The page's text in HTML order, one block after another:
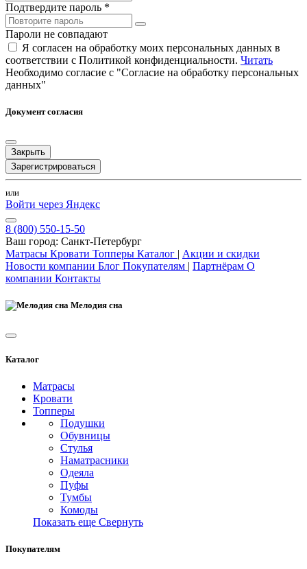
Подтвердите пароль *
Пароли не совпадают
Я согласен на обработку моих персональных данных в
соответствии с Политикой конфиденциальности. Читать
Необходимо согласие с "Согласие на обработку персональных
данных"
Документ согласия
Закрыть
Зарегистрироваться
или
Войти через Яндекс
8 (800) 550-15-50
Ваш город: Санкт-Петербург
Матрасы Кровати Топперы Каталог | Акции и скидки
Новости компании Блог Покупателям | Партнёрам О
компании Контакты
Мелодия сна
Каталог
Матрасы
Кровати
Топперы
Подушки
Обувницы
Стулья
Наматрасники
Одеяла
Пуфы
Тумбы
Комоды
Показать еще Свернуть
Покупателям